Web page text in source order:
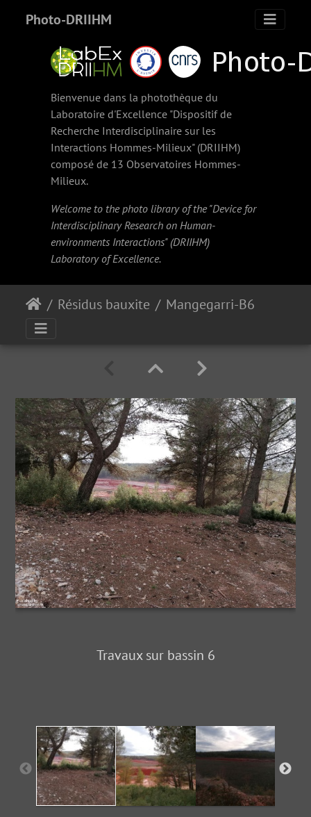
Photo-DRIIHM
Bienvenue dans la photothèque du
Laboratoire d'Excellence "Dispositif de
Recherche Interdisciplinaire sur les
Interactions Hommes-Milieux" (DRIIHM)
composé de 13 Observatoires Hommes-
Milieux.
Welcome to the photo library of the "Device for
Interdisciplinary Research on Human-
environments Interactions" (DRIIHM)
Laboratory of Excellence.
Résidus bauxite
Travaux sur bassin 6